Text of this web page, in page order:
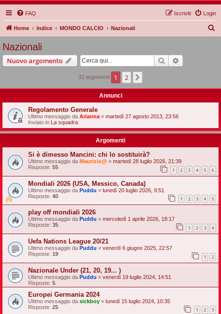
FAQ Login
Iscriviti
Home Indice MONDO CALCIO Nazionali
Nazionali
Nuovo argomento Cerca
32 argomenti 1 2
Annunci
Regolamento Generale
Ultimo messaggio da Arianna « martedì 27 agosto 2013, 23:56
Inviato in La squadra
Argomenti
Si è dimesso Mancini: chi lo sostituirà?
Ultimo messaggio da Maurizio@ « martedì 28 luglio 2026, 21:39
Risposte: 55 1 2 3 4 5 6
Mondiali 2026 (USA, Messico, Canada)
Ultimo messaggio da Puddu « lunedì 20 luglio 2026, 9:51
Risposte: 40 1 2 3 4 5
play off mondiali 2026
Ultimo messaggio da Puddu « mercoledì 1 aprile 2026, 18:17
Risposte: 35 1 2 3 4
Uefa Nations League 20/21
Ultimo messaggio da Puddu « venerdì 6 giugno 2025, 22:57
Risposte: 19 1 2
Nazionale Under (21, 20, 19... )
Ultimo messaggio da Puddu « venerdì 19 luglio 2024, 14:51
Risposte: 5
Europei Germania 2024
Ultimo messaggio da sickboy « lunedì 15 luglio 2024, 10:35
Risposte: 25 1 2 3